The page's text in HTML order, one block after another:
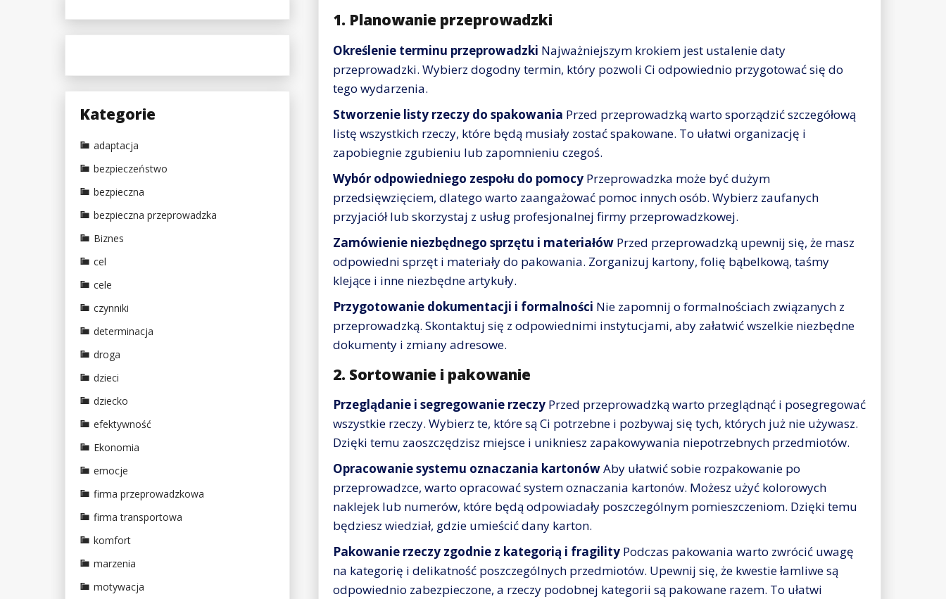
1. Planowanie przeprowadzki
Określenie terminu przeprowadzki Najważniejszym krokiem jest ustalenie daty
przeprowadzki. Wybierz dogodny termin, który pozwoli Ci odpowiednio przygotować się do
tego wydarzenia.
Stworzenie listy rzeczy do spakowania Przed przeprowadzką warto sporządzić szczegółową
listę wszystkich rzeczy, które będą musiały zostać spakowane. To ułatwi organizację i
zapobiegnie zgubieniu lub zapomnieniu czegoś.
Wybór odpowiedniego zespołu do pomocy Przeprowadzka może być dużym
przedsięwzięciem, dlatego warto zaangażować pomoc innych osób. Wybierz zaufanych
przyjaciół lub skorzystaj z usług profesjonalnej firmy przeprowadzkowej.
Zamówienie niezbędnego sprzętu i materiałów Przed przeprowadzką upewnij się, że masz
odpowiedni sprzęt i materiały do pakowania. Zorganizuj kartony, folię bąbelkową, taśmy
klejące i inne niezbędne artykuły.
Przygotowanie dokumentacji i formalności Nie zapomnij o formalnościach związanych z
przeprowadzką. Skontaktuj się z odpowiednimi instytucjami, aby załatwić wszelkie niezbędne
dokumenty i zmiany adresowe.
2. Sortowanie i pakowanie
Przeglądanie i segregowanie rzeczy Przed przeprowadzką warto przeglądnąć i posegregować
wszystkie rzeczy. Wybierz te, które są Ci potrzebne i pozbywaj się tych, których już nie używasz.
Dzięki temu zaoszczędzisz miejsce i unikniesz zapakowywania niepotrzebnych przedmiotów.
Opracowanie systemu oznaczania kartonówAby ułatwić sobie rozpakowanie po
przeprowadzce, warto opracować system oznaczania kartonów. Możesz użyć kolorowych
naklejek lub numerów, które będą odpowiadały poszczególnym pomieszczeniom. Dzięki temu
będziesz wiedział, gdzie umieścić dany karton.
Pakowanie rzeczy zgodnie z kategorią i fragility Podczas pakowania warto zwrócić uwagę
na kategorię i delikatność poszczególnych przedmiotów. Upewnij się, że kwestie łamliwe są
odpowiednio zabezpieczone, a rzeczy podobnej kategorii są pakowane razem. To ułatwi
Kategorie
adaptacja
bezpieczeństwo
bezpieczna
bezpieczna przeprowadzka
Biznes
cel
cele
czynniki
determinacja
droga
dzieci
dziecko
efektywność
Ekonomia
emocje
firma przeprowadzkowa
firma transportowa
komfort
marzenia
motywacja